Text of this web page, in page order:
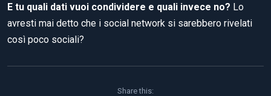
E tu quali dati vuoi condividere e quali invece no? Lo
avresti mai detto che i social network si sarebbero rivelati
così poco sociali?
Share this: